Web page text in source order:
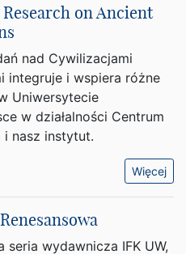
on Ancient
nad Cywilizacjami
integruje i wspiera różne
Uniwersytecie
w działalności Centrum
i nasz instytut.
Więcej
seria wydawnicza IFK UW,